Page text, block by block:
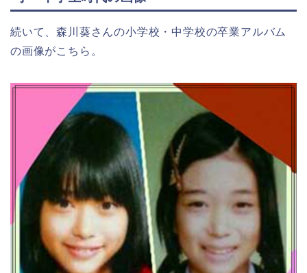
続いて、森川葵さんの小学校・中学校の卒業アルバム
の画像がこちら。